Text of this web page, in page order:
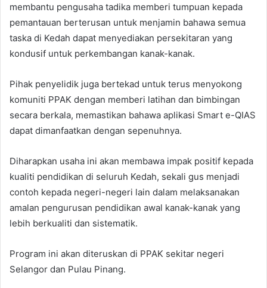
membantu pengusaha tadika memberi tumpuan kepada
pemantauan berterusan untuk menjamin bahawa semua
taska di Kedah dapat menyediakan persekitaran yang
kondusif untuk perkembangan kanak-kanak.
Pihak penyelidik juga bertekad untuk terus menyokong
komuniti PPAK dengan memberi latihan dan bimbingan
secara berkala, memastikan bahawa aplikasi Smart e-QIAS
dapat dimanfaatkan dengan sepenuhnya.
Diharapkan usaha ini akan membawa impak positif kepada
kualiti pendidikan di seluruh Kedah, sekali gus menjadi
contoh kepada negeri-negeri lain dalam melaksanakan
amalan pengurusan pendidikan awal kanak-kanak yang
lebih berkualiti dan sistematik.
Program ini akan diteruskan di PPAK sekitar negeri
Selangor dan Pulau Pinang.